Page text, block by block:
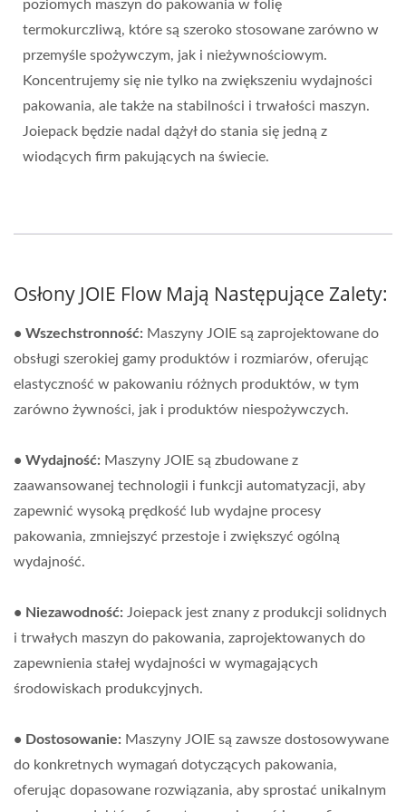
poziomych maszyn do pakowania w folię
termokurczliwą, które są szeroko stosowane zarówno w
przemyśle spożywczym, jak i nieżywnościowym.
Koncentrujemy się nie tylko na zwiększeniu wydajności
pakowania, ale także na stabilności i trwałości maszyn.
Joiepack będzie nadal dążył do stania się jedną z
wiodących firm pakujących na świecie.
Osłony JOIE Flow Mają Następujące Zalety:
• Wszechstronność: Maszyny JOIE są zaprojektowane do
obsługi szerokiej gamy produktów i rozmiarów, oferując
elastyczność w pakowaniu różnych produktów, w tym
zarówno żywności, jak i produktów niespożywczych.
• Wydajność: Maszyny JOIE są zbudowane z
zaawansowanej technologii i funkcji automatyzacji, aby
zapewnić wysoką prędkość lub wydajne procesy
pakowania, zmniejszyć przestoje i zwiększyć ogólną
wydajność.
• Niezawodność: Joiepack jest znany z produkcji solidnych
i trwałych maszyn do pakowania, zaprojektowanych do
zapewnienia stałej wydajności w wymagających
środowiskach produkcyjnych.
• Dostosowanie: Maszyny JOIE są zawsze dostosowywane
do konkretnych wymagań dotyczących pakowania,
oferując dopasowane rozwiązania, aby sprostać unikalnym